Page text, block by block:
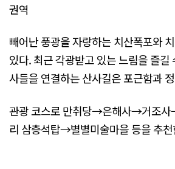
권역
빼어난 풍광을 자랑하는 치산폭포와
있다. 최근 각광받고 있는 느림을 즐길
사들을 연결하는 산사길은 포근함과
관광 코스로 만취당→은해사→거조
리 삼층석탑→별별미술마을 등을 추